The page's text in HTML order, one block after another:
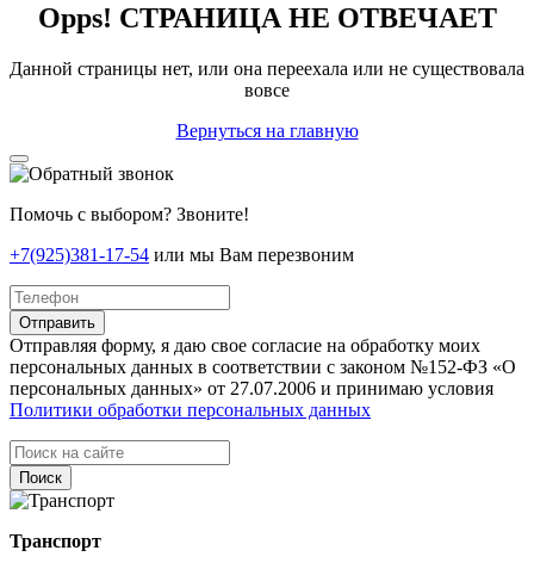
Opps! СТРАНИЦА НЕ ОТВЕЧАЕТ
Данной страницы нет, или она переехала или не существовала
вовсе
Вернуться на главную
Помочь с выбором? Звоните!
+7(925)381-17-54 или мы Вам перезвоним
Отправить
Отправляя форму, я даю свое согласие на обработку моих
персональных данных в соответствии с законом №152-ФЗ «О
персональных данных» от 27.07.2006 и принимаю условия
Политики обработки персональных данных
Поиск
Транспорт